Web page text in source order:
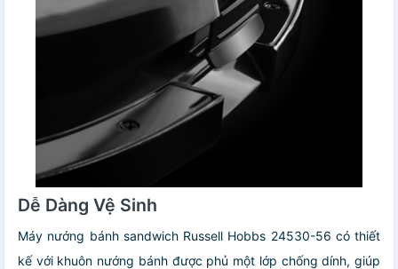
Dễ Dàng Vệ Sinh
Máy nướng bánh sandwich Russell Hobbs 24530-56 có thiết
kế với khuôn nướng bánh được phủ một lớp chống dính, giúp